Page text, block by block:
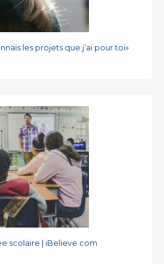
les projets que j’ai pour toi»
scolaire | iBelieve.com